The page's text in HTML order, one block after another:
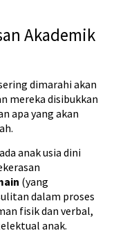
Akademik
dimarahi akan
mereka disibukkan
apa yang akan
anak usia dini
(yang
dalam proses
fisik dan verbal,
anak.